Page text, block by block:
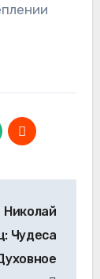
Николай
Чудеса